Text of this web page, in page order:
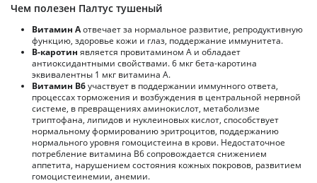
Чем полезен Палтус тушеный
Витамин Аотвечает за нормальное развитие, репродуктивную
функцию, здоровье кожи и глаз, поддержание иммунитета.
В-каротин является провитамином А и обладает
антиоксидантными свойствами. 6 мкг бета-каротина
эквивалентны 1 мкг витамина А.
Витамин В6участвует в поддержании иммунного ответа,
процессах торможения и возбуждения в центральной нервной
системе, в превращениях аминокислот, метаболизме
триптофана, липидов и нуклеиновых кислот, способствует
нормальному формированию эритроцитов, поддержанию
нормального уровня гомоцистеина в крови. Недостаточное
потребление витамина В6 сопровождается снижением
аппетита, нарушением состояния кожных покровов, развитием
гомоцистеинемии, анемии.